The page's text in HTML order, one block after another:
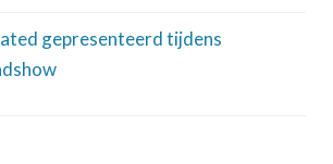
gepresenteerd tijdens